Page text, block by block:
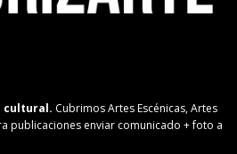
cultural. Cubrimos Artes Escénicas, Artes
publicaciones enviar comunicado + foto a